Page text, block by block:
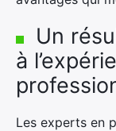
Un
à
Les experts en